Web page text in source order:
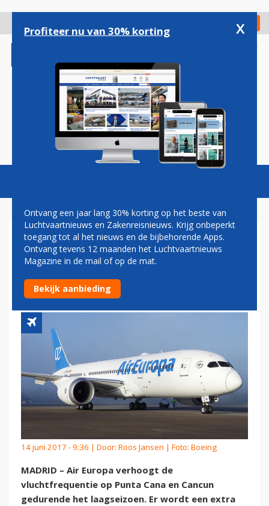
gaan
Check in
Magazine Podcasts Vacatures
AIR EUROPA VERHOOGT
VLUCHTFREQUENTIE OP
PUNTA CANA EN CANCUN
14 juni 2017 - 9:36 | Door: Roos Jansen | Foto: Boeing
MADRID – Air Europa verhoogt de
vluchtfrequentie op Punta Cana en Cancun
gedurende het laagseizoen. Er wordt een extra
Profiteer nu van 30% korting x
Ontvang een jaar lang 30% korting op het beste van
Luchtvaartnieuws en Zakenreisnieuws. Krijg onbeperkt
toegang tot al het nieuws en de bijbehorende Apps.
Ontvang tevens 12 maanden het Luchtvaartnieuws
Magazine in de mail of op de mat.
Bekijk aanbieding